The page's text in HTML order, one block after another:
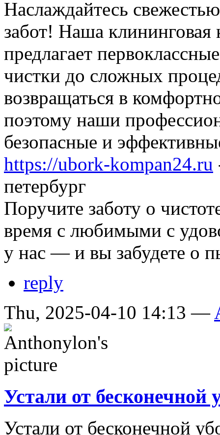
Наслаждайтесь
забот! Наша клининговая
предлагает
чистки до сложных
возвращаться в
поэтому наши
безопасные и
https://ubork-kompan24.ru
петербург
Поручите заботу о
время с любимыми с
у нас — и вы забудете о
reply
Thu, 2025-04-10 14:13 —
Устали от бесконечной
Устали от бесконечной